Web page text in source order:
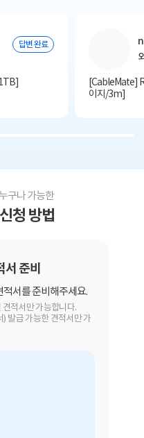
답변 완료
[CableMate]
이지/3m]
구나 가능한
청 방법
준비
서를 준비해주세요.
적서만 가능합니다.
발급 가능한 견적서만 가